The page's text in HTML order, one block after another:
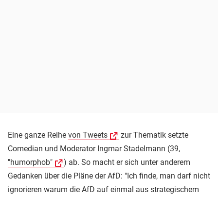
Eine ganze Reihe von Tweets
zur Thematik setzte
Comedian und Moderator Ingmar Stadelmann (39,
"humorphob"
) ab. So macht er sich unter anderem
Gedanken über die Pläne der AfD: "Ich finde, man darf nicht
ignorieren warum die AfD auf einmal aus strategischem